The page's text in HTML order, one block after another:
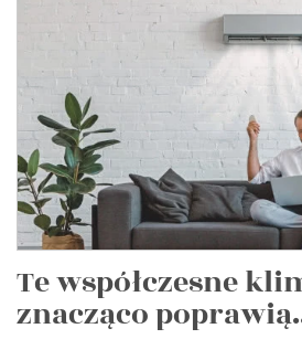
Te współczesne
znacząco